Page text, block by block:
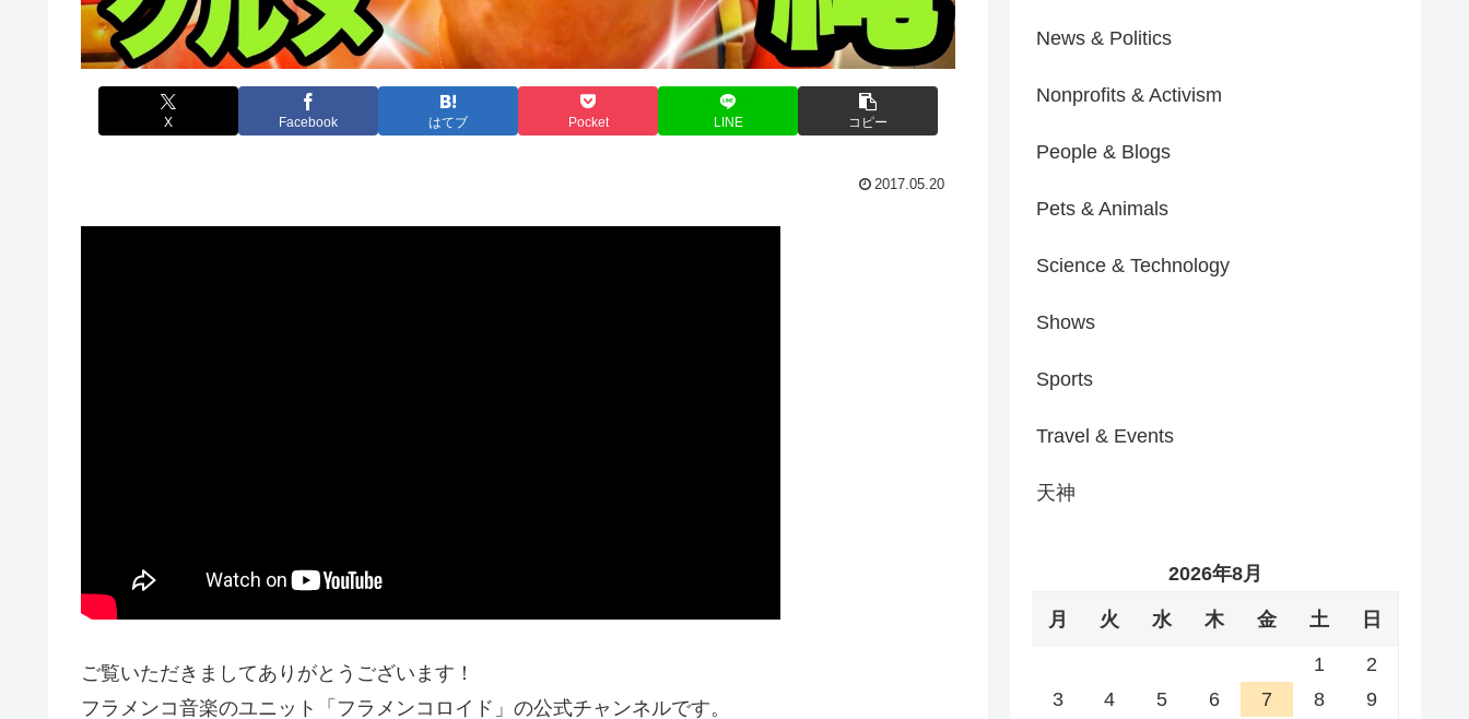
X Facebook はてブ Pocket LINE コピー
2017.05.20
ご覧いただきましてありがとうございます！
フラメンコ音楽のユニット「フラメンコロイド」の公式チャンネルです。
News & Politics
Nonprofits & Activism
People & Blogs
Pets & Animals
Science & Technology
Shows
Sports
Travel & Events
天神
2026年8月
月 火 水 木 金 土 日
1
2
3
4 5 6 7 8 9